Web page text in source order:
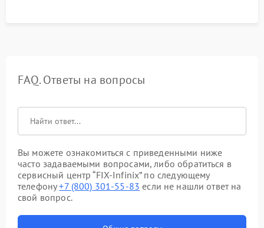
FAQ. Ответы на вопросы
Вы можете ознакомиться с приведенными ниже
часто задаваемыми вопросами, либо обратиться в
сервисный центр “FIX-Infinix” по следующему
телефону+7 (800) 301-55-83 если не нашли ответ на
свой вопрос.